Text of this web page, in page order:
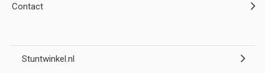
Contact
Stuntwinkel.nl